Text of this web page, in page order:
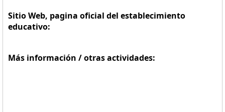
Sitio Web, pagina oficial del establecimiento
educativo:
Más información / otras actividades: